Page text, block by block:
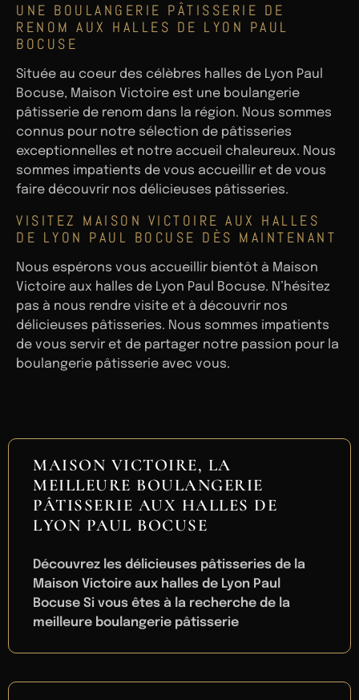
UNE BOULANGERIE PÂTISSERIE DE
RENOM AUX HALLES DE LYON PAUL
BOCUSE
Située au coeur des célèbres halles de Lyon Paul
Bocuse, Maison Victoire est une boulangerie
pâtisserie de renom dans la région. Nous sommes
connus pour notre sélection de pâtisseries
exceptionnelles et notre accueil chaleureux. Nous
sommes impatients de vous accueillir et de vous
faire découvrir nos délicieuses pâtisseries.
VISITEZ MAISON VICTOIRE AUX HALLES
DE LYON PAUL BOCUSE DÈS MAINTENANT
Nous espérons vous accueillir bientôt à Maison
Victoire aux halles de Lyon Paul Bocuse. N’hésitez
pas à nous rendre visite et à découvrir nos
délicieuses pâtisseries. Nous sommes impatients
de vous servir et de partager notre passion pour la
boulangerie pâtisserie avec vous.
MAISON VICTOIRE, LA
MEILLEURE BOULANGERIE
PÂTISSERIE AUX HALLES DE
LYON PAUL BOCUSE
Découvrez les délicieuses pâtisseries de la
Maison Victoire aux halles de Lyon Paul
Bocuse Si vous êtes à la recherche de la
meilleure boulangerie pâtisserie